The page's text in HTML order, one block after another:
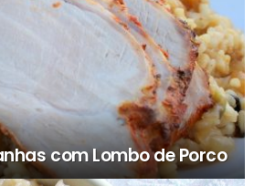
com Lombo de Porco